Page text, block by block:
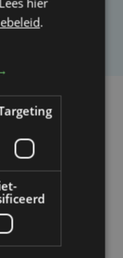
4 juli | 10:52
politie versterkt
op treinen
tijdens
.